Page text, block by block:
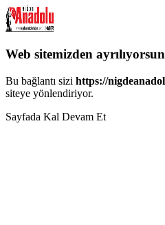
Web sitemizden
Bu bağlantı sizi https://
siteye yönlendiriyor.
Sayfada Kal Devam Et